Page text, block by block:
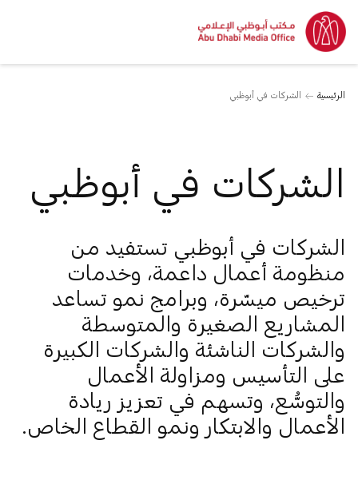
الرئيسية الشركات في أبوظبي
الشركات في أبوظبي
الشركات في أبوظبي تستفيد من
منظومة أعمال داعمة، وخدمات
ترخيص ميسّرة، وبرامج نمو تساعد
المشاريع الصغيرة والمتوسطة
والشركات الناشئة والشركات الكبيرة
على التأسيس ومزاولة الأعمال
والتوسُّع، وتسهم في تعزيز ريادة
الأعمال والابتكار ونمو القطاع الخاص.